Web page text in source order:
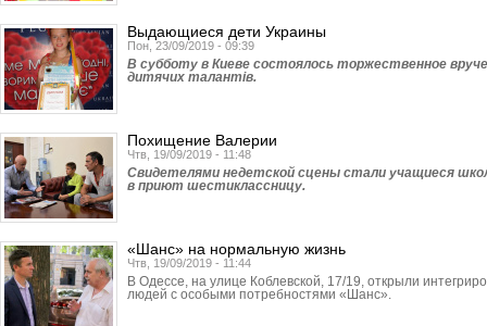
Выдающиеся дети Украины
Пон, 23/09/2019 - 09:39
В субботу в Киеве состоялось торжественное
дитячих талантів.
Похищение Валерии
Чтв, 19/09/2019 - 11:48
Свидетелями недетской сцены стали учащиеся
в приют шестиклассницу.
«Шанс» на нормальную жизнь
Чтв, 19/09/2019 - 11:44
В Одессе, на улице Коблевской, 17/19, открыли
людей с особыми потребностями «Шанс».